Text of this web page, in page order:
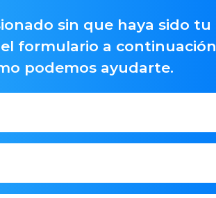
sin que haya sido tu
formulario a continuación
podemos ayudarte.